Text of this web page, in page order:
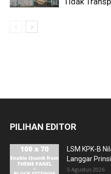
PILIHAN EDITOR
LSM KPK-B
Langgar
5 Agustus 2026